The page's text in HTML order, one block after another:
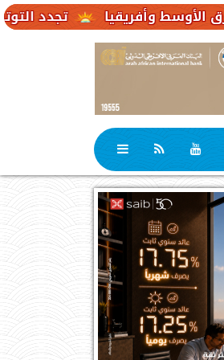
تجدد التوترات يخفض صادرات النفط